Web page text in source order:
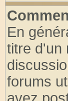
En
titre d'un
forums